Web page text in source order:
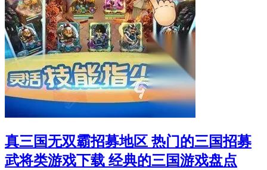
真三国无双霸招募地区 热门的三国招募
武将类游戏下载 经典的三国游戏盘点